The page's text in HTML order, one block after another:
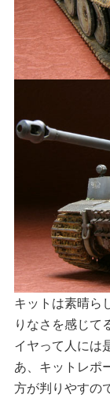
キットは素晴ら
りなさを感じて
イヤって人には
あ、キットレポ
方が判りやすの